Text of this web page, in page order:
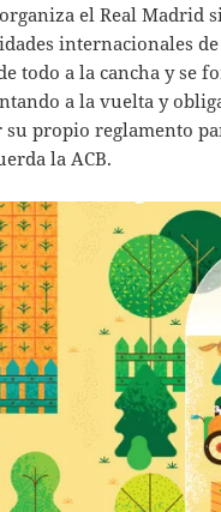
el Real Madrid
internacionales
todo a la cancha y se
a la vuelta y
su propio reglamento
la ACB.